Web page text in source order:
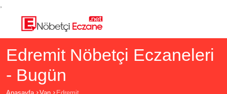
Edremit Nöbetçi Eczaneleri
- Bugün